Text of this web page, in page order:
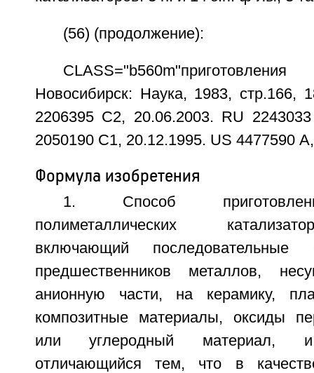
(56) (продолжение):
Новосибирск: Наука, 1983, стр.166,
2206395 C2, 20.06.2003. RU
2050190 С1, 20.12.1995. US 4477590
Формула изобретения
1. Способ
полиметаллических
включающий последовательные
предшественников металлов,
анионную части, на керамику,
композитные материалы, оксиды
или углеродный материал, и
отличающийся тем, что в